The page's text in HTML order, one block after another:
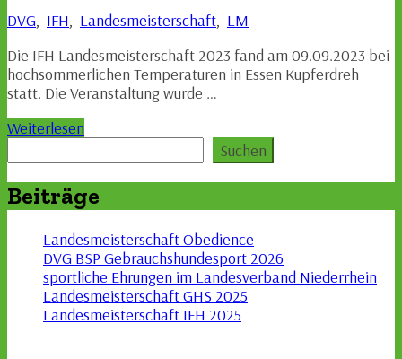
DVG, IFH, Landesmeisterschaft, LM
Die IFH Landesmeisterschaft 2023 fand am 09.09.2023 bei
hochsommerlichen Temperaturen in Essen Kupferdreh
statt. Die Veranstaltung wurde …
Weiterlesen
Suchen
Beiträge
Landesmeisterschaft Obedience
DVG BSP Gebrauchshundesport 2026
sportliche Ehrungen im Landesverband Niederrhein
Landesmeisterschaft GHS 2025
Landesmeisterschaft IFH 2025